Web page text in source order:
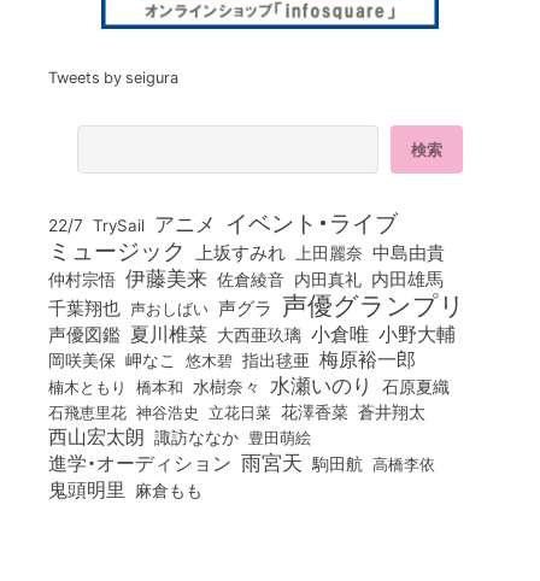
Tweets by seigura
22/7 TrySail アニメ イベント・ライブ
ミュージック 上坂すみれ 上田麗奈 中島由貴
仲村宗悟 伊藤美来 佐倉綾音 内田真礼 内田雄馬
千葉翔也 声おしばい 声グラ 声優グランプリ
声優図鑑 夏川椎菜 大西亜玖璃 小倉唯 小野大輔
岡咲美保 岬なこ 悠木碧 指出毬亜 梅原裕一郎
楠木ともり 橋本和 水樹奈々 水瀬いのり 石原夏織
石飛恵里花 神谷浩史 立花日菜 花澤香菜 蒼井翔太
西山宏太朗 諏訪ななか 豊田萌絵
進学・オーディション 雨宮天 駒田航 高橋李依
鬼頭明里 麻倉もも